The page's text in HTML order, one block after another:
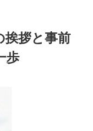
挨拶と事前
歩